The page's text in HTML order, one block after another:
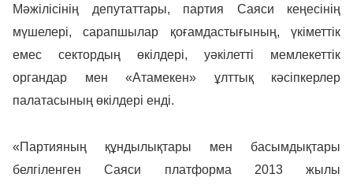
Мәжілісінің депутаттары, партия Саяси кеңесінің
мүшелері, сарапшылар қоғамдастығының, үкіметтік
емес сектордың өкілдері, уәкілетті мемлекеттік
органдар мен «Атамекен» ұлттық кәсіпкерлер
палатасының өкілдері енді.
«Партияның құндылықтары мен басымдықтары
белгіленген Саяси платформа 2013 жылы